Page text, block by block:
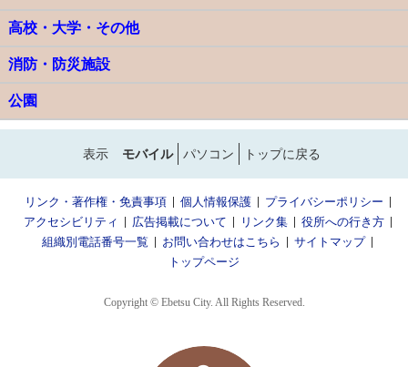
高校・大学・その他
消防・防災施設
公園
表示 モバイル パソコン トップに戻る
リンク・著作権・免責事項 個人情報保護
プライバシーポリシー
アクセシビリティ
広告掲載について リンク集
役所への行き方
組織別電話番号一覧
お問い合わせはこちら
サイトマップ
トップページ
Copyright © Ebetsu City. All Rights Reserved.